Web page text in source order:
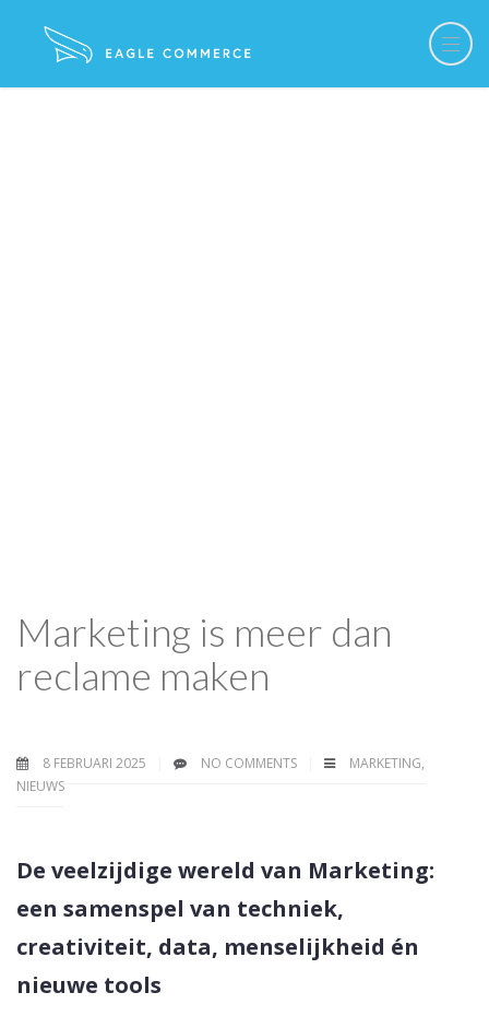
Marketing is meer dan
reclame maken
8 FEBRUARI 2025 NO COMMENTS MARKETING,
NIEUWS
De veelzijdige wereld van Marketing:
een samenspel van techniek,
creativiteit, data, menselijkheid én
nieuwe tools